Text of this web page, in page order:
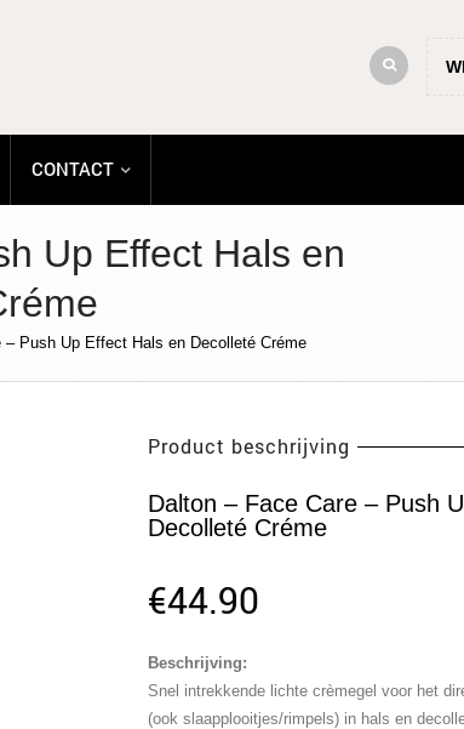
CONTACT
Up Effect Hals en
– Push Up Effect Hals en Decolleté Créme
Product beschrijving
Dalton – Face Care – Push
Decolleté Créme
€44.90
Beschrijving:
Snel intrekkende lichte crèmegel voor het
(ook slaapplooitjes/rimpels) in hals en